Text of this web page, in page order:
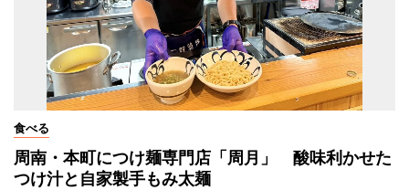
食べる
周南・本町につけ麺専門店「周月」 酸味利かせた
つけ汁と自家製手もみ太麺